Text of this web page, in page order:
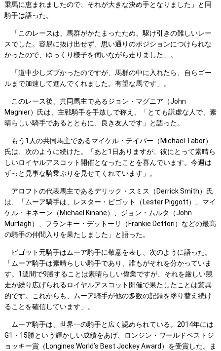
乗馬に恵まれましたので、それが大きな決め手となりました」と同
騎手は語った。
「このレースは、馬群がかたまったため、駆け引きの難しいレー
スでした。容易に抜け出せず、思い通りのポジションにつけられな
かったので、ゆっくり様子を伺いながら走りました」。
「道中少しズブかったのですが、馬群の中に入れたら、自らゴー
ルまで加速して進んでくれました。有望な馬です」。
このレース後、共同馬主であるジョン・マグニア（John
Magnier）氏は、主戦騎手を手放しで称え、「とても謙虚な人で、素
晴らしい騎手であるとともに、良き友人です」と語った。
もう1人の共同馬主であるマイケル・テイバー（Michael Tabor）
氏は、次のように続けた。「あと1日ありますが、彼にとって素晴ら
しいロイヤルアスコット開催となったことを喜んでいます。今週は
ずっと見事な騎乗ぶりを見せてくれています」。
アロフトの代表馬主であるデリック・スミス（Derrick Smith）氏
は、「ムーア騎手は、レスター・ピゴット（Lester Piggott）、マイ
ケル・キネーン（Michael Kinane）、ジョン・ムルタ（John
Murtagh）、フランキー・デットーリ（Frankie Dettori）などの最高
の騎手の仲間入りを果たしました」と語った。
ピゴット元騎手はムーア騎手に敬意を表し、次のように語った。
「ムーア騎手は素晴らしい騎手であり、誰もがそれを分かっていま
す。1週間で9勝することは素晴らしい偉業ですが、それを厳しい競
走が繰り広げられるロイヤルアスコット開催で果たしたことは驚異
的です。これからも、ムーア騎手が他の多数の記録を塗り替え続け
ることを確信しています」。
ムーア騎手は、世界一の騎手と広く認められている。2014年には
G1・15勝という輝かしい成績をあげ、ロンジン・ワールドベストジ
ョッキー賞（Longines World’s Best Jockey Award）を受賞した。ま